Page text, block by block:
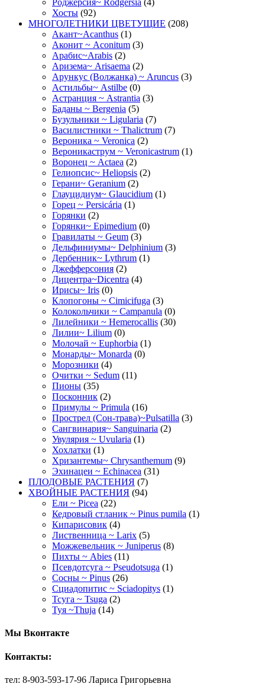
Роджерсия~ Rodgersia (4)
Хосты (92)
МНОГОЛЕТНИКИ ЦВЕТУЩИЕ (208)
Акант~Acanthus (1)
Аконит ~ Aconitum (3)
Арабис~Arabis (2)
Аризема~ Arisaema (2)
Арункус (Волжанка) ~ Aruncus (3)
Астильбы~ Astilbe (0)
Астранция ~ Astrantia (3)
Баданы ~ Bergenia (5)
Бузульники ~ Ligularia (7)
Василистники ~ Thalictrum (7)
Вероника ~ Veronica (2)
Вероникаструм ~ Veronicastrum (1)
Воронец ~ Actaea (2)
Гелиопсис~ Heliopsis (2)
Герани~ Geranium (2)
Глауцидиум~ Glaucidium (1)
Горец ~ Persicária (1)
Горянки (2)
Горянки~ Epimedium (0)
Гравилаты ~ Geum (3)
Дельфиниумы~ Delphinium (3)
Дербенник~ Lythrum (1)
Джефферсония (2)
Дицентра~Dicentra (4)
Ирисы~ Iris (0)
Клопогоны ~ Cimicifuga (3)
Колокольчики ~ Campanula (0)
Лилейники ~ Hemerocallis (30)
Лилии~ Lilium (0)
Молочай ~ Euphorbia (1)
Монарды~ Monarda (0)
Морозники (4)
Очитки ~ Sedum (11)
Пионы (35)
Посконник (2)
Примулы ~ Primula (16)
Прострел (Сон-трава)~Pulsatilla (3)
Сангвинария~ Sanguinaria (2)
Увулярия ~ Uvularia (1)
Хохлатки (1)
Хризантемы~ Chrysanthemum (9)
Эхинацеи ~ Echinacea (31)
ПЛОДОВЫЕ РАСТЕНИЯ (7)
ХВОЙНЫЕ РАСТЕНИЯ (94)
Ели ~ Picea (22)
Кедровый стланик ~ Pinus pumila (1)
Кипарисовик (4)
Лиственница ~ Larix (5)
Можжевельник ~ Juniperus (8)
Пихты ~ Abies (11)
Псевдотсуга ~ Pseudotsuga (1)
Сосны ~ Pinus (26)
Сциадопитис ~ Sciadopitys (1)
Тсуга ~ Tsuga (2)
Туя ~Thuja (14)
Мы Вконтакте
Контакты:
тел: 8-903-593-17-96 Лариса Григорьевна